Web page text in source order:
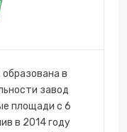
образована в
завод
площади с 6
в 2014 году